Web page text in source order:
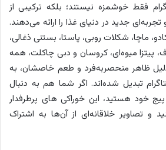
فقط خوشمزه نیستند؛ بلکه ترکیبی از
جدید در دنیای غذا را ارائه می‌دهند.
ماچا، شکلات روبی، پاستا، بستنی ذغالی،
پیتزا میوه‌ای، کروسان و دبی چاکلت، همه
ظاهر منحصربه‌فرد و طعم خاصشان، به
تبدیل شده‌اند. اگر شما هم به دنبال
خود هستید، این خوراکی های پرطرفدار
و تصاویر خلاقانه‌ای از آن‌ها به اشتراک